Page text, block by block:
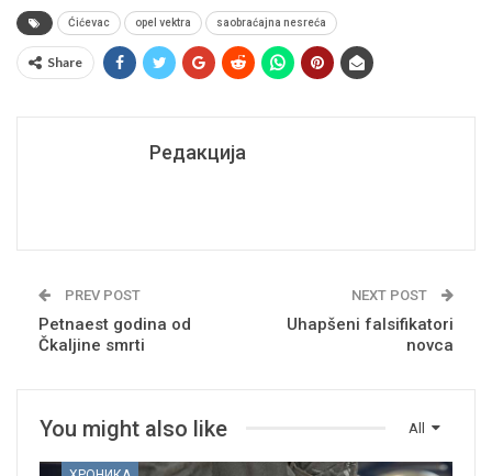
Ćićevac opel vektra saobraćajna nesreća
Share
Редакција
PREV POST
Petnaest godina od
Čkaljine smrti
NEXT POST
Uhapšeni falsifikatori
novca
All
You might also like